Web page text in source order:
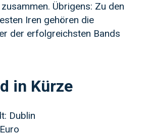
Übrigens: Zu den
Iren gehören die
der erfolgreichsten Bands
in Kürze
Dublin